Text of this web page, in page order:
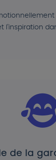
l'inspiration
de la